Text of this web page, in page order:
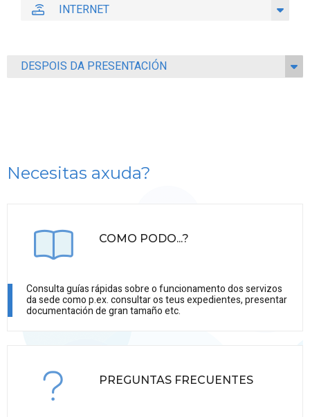
INTERNET
DESPOIS DA PRESENTACIÓN
Necesitas axuda?
COMO PODO...?
Consulta guías rápidas sobre o funcionamento dos servizos
da sede como p.ex. consultar os teus expedientes, presentar
documentación de gran tamaño etc.
PREGUNTAS FRECUENTES